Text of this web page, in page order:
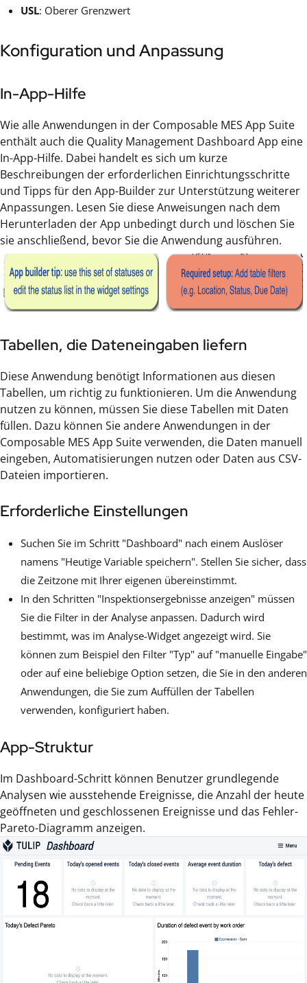
USL: Oberer Grenzwert
Konfiguration und Anpassung
In-App-Hilfe
Wie alle Anwendungen in der Composable MES App Suite
enthält auch die Quality Management Dashboard App eine
In-App-Hilfe. Dabei handelt es sich um kurze
Beschreibungen der erforderlichen Einrichtungsschritte
und Tipps für den App-Builder zur Unterstützung weiterer
Anpassungen. Lesen Sie diese Anweisungen nach dem
Herunterladen der App unbedingt durch und löschen Sie
sie anschließend, bevor Sie die Anwendung ausführen.
Tabellen, die Dateneingaben liefern
Diese Anwendung benötigt Informationen aus diesen
Tabellen, um richtig zu funktionieren. Um die Anwendung
nutzen zu können, müssen Sie diese Tabellen mit Daten
füllen. Dazu können Sie andere Anwendungen in der
Composable MES App Suite verwenden, die Daten manuell
eingeben, Automatisierungen nutzen oder Daten aus CSV-
Dateien importieren.
Erforderliche Einstellungen
Suchen Sie im Schritt "Dashboard" nach einem Auslöser
namens "Heutige Variable speichern". Stellen Sie sicher, dass
die Zeitzone mit Ihrer eigenen übereinstimmt.
In den Schritten "Inspektionsergebnisse anzeigen" müssen
Sie die Filter in der Analyse anpassen. Dadurch wird
bestimmt, was im Analyse-Widget angezeigt wird. Sie
können zum Beispiel den Filter "Typ" auf "manuelle Eingabe"
oder auf eine beliebige Option setzen, die Sie in den anderen
Anwendungen, die Sie zum Auffüllen der Tabellen
verwenden, konfiguriert haben.
App-Struktur
Im Dashboard-Schritt können Benutzer grundlegende
Analysen wie ausstehende Ereignisse, die Anzahl der heute
geöffneten und geschlossenen Ereignisse und das Fehler-
Pareto-Diagramm anzeigen.